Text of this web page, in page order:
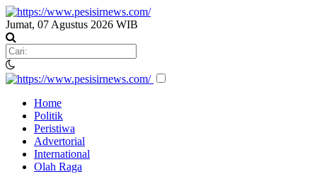
Jumat, 07 Agustus 2026 WIB
Home
Politik
Peristiwa
Advertorial
International
Olah Raga